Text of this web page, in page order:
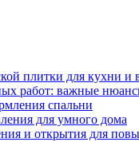
плитки для кухни и
работ: важные
спальни
для умного дома
и открытия для